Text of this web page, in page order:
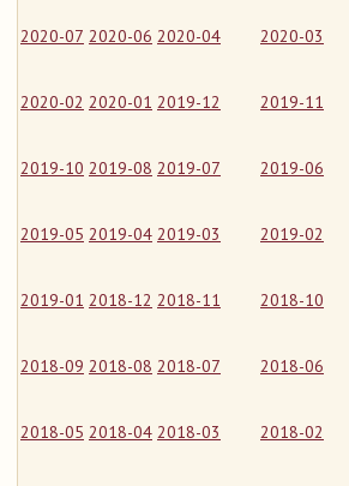
2020-07 2020-06 2020-04 2020-03
2020-02 2020-01 2019-12 2019-11
2019-10 2019-08 2019-07 2019-06
2019-05 2019-04 2019-03 2019-02
2019-01 2018-12 2018-11 2018-10
2018-09 2018-08 2018-07 2018-06
2018-05 2018-04 2018-03 2018-02